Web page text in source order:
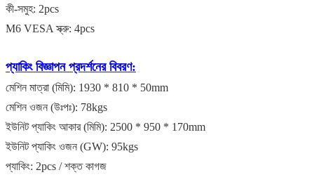
কী-সমুহ: 2pcs
M6 VESA স্ক্রু: 4pcs
প্যাকিং বিজ্ঞাপন প্রদর্শনেরবিবরণ:
মেশিন মাত্রা (মিমি): 1930 * 810 * 50mm
মেশিন ওজন (উঃপঃ): 78kgs
ইউনিট প্যাকিং আকার (মিমি): 2500 * 950 * 170mm
ইউনিট প্যাকিং ওজন (GW): 95kgs
প্যাকিং: 2pcs / শক্ত কাগজ